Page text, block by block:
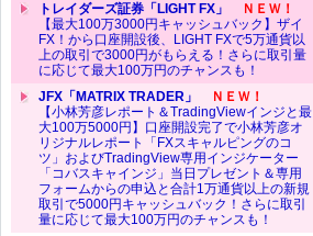
トレイダーズ証券「LIGHT FX」
ＮＥＷ！
【最大100万3000円キャッシュバック】ザイ
FX！から口座開設後、LIGHT FXで5万通貨以
上の取引で3000円がもらえる！さらに取引量
に応じて最大100万円のチャンスも！
JFX「MATRIX TRADER」
ＮＥＷ！
【小林芳彦レポート＆TradingViewインジと最
大100万5000円】口座開設完了で小林芳彦オ
リジナルレポート「FXスキャルピングのコ
ツ」およびTradingView専用インジケーター
「コバスキャインジ」当日プレゼント＆専用
フォームからの申込と合計1万通貨以上の新規
取引で5000円キャッシュバック！さらに取引
量に応じて最大100万円のチャンスも！